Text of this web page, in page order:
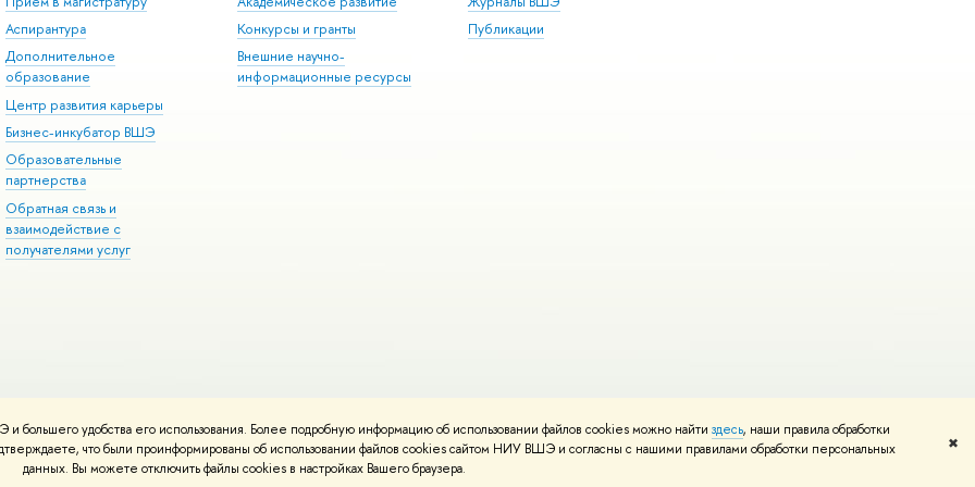
удобства его использования. Более подробную информацию об использовании файлов cookies можно найти здесь, наши правила обработки
что были проинформированы об использовании файлов cookies сайтом НИУ ВШЭ и согласны с нашими правилами обработки персональных
данных. Вы можете отключить файлы cookies в настройках Вашего браузера.
✖
Аспирантура
Дополнительное
образование
Центр развития карьеры
Бизнес-инкубатор ВШЭ
Образовательные
партнерства
Обратная связь и
взаимодействие с
получателями услуг
Конкурсы и гранты
Внешние научно-
информационные ресурсы
Публикации
Редактору
Условия использования материалов Политика конфиденциальности Карта сайта
вШколе дизайна НИУ ВШЭ